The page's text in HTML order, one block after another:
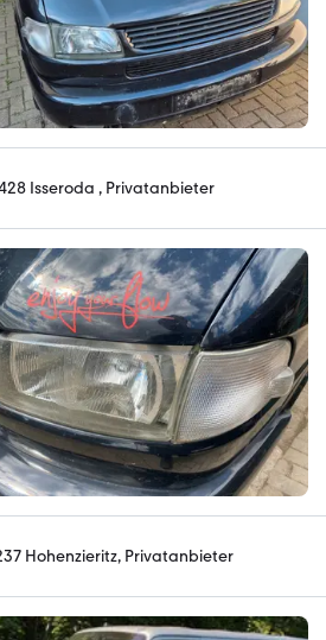
Isseroda , Privatanbieter
Hohenzieritz, Privatanbieter